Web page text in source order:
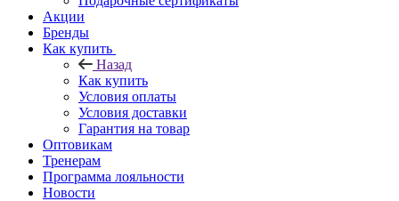
Акции
Бренды
Как купить
Назад
Как купить
Условия оплаты
Условия доставки
Гарантия на товар
Оптовикам
Тренерам
Программа лояльности
Новости